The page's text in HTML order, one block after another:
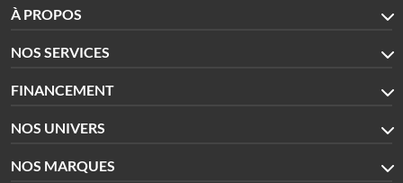
À PROPOS
NOS SERVICES
FINANCEMENT
NOS UNIVERS
NOS MARQUES